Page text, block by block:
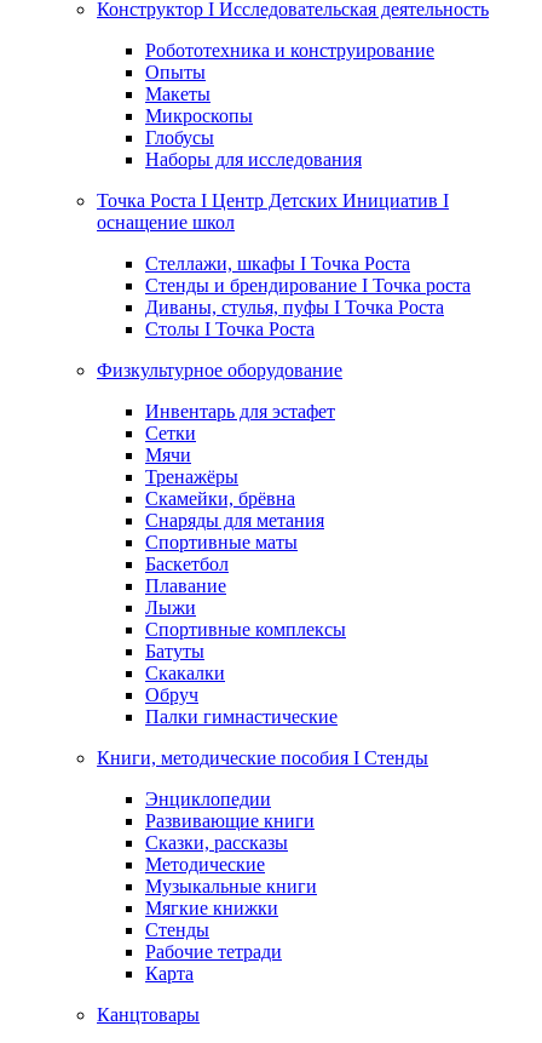
Конструктор I Исследовательская деятельность
Робототехника и конструирование
Опыты
Макеты
Микроскопы
Глобусы
Наборы для исследования
Точка Роста I Центр Детских Инициатив I
оснащение школ
Стеллажи, шкафы I Точка Роста
Стенды и брендирование I Точка роста
Диваны, стулья, пуфы I Точка Роста
Столы I Точка Роста
Физкультурное оборудование
Инвентарь для эстафет
Сетки
Мячи
Тренажёры
Скамейки, брёвна
Снаряды для метания
Спортивные маты
Баскетбол
Плавание
Лыжи
Спортивные комплексы
Батуты
Скакалки
Обруч
Палки гимнастические
Книги, методические пособия I Стенды
Энциклопедии
Развивающие книги
Сказки, рассказы
Методические
Музыкальные книги
Мягкие книжки
Стенды
Рабочие тетради
Карта
Канцтовары